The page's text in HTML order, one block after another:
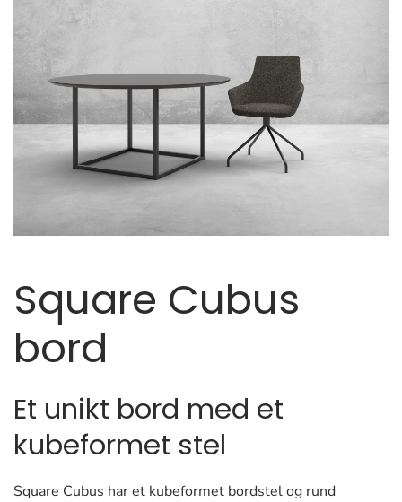
Square Cubus
bord
Et unikt bord med et
kubeformet stel
Square Cubus har et kubeformet bordstel og rund